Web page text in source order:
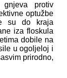
protiv
optužbe
su do kraja
iza floskula
dobile na
u ogoljeloj i
prirodno,